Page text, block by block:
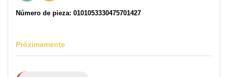
Número de pieza: 0101053330475701427
Próximamente